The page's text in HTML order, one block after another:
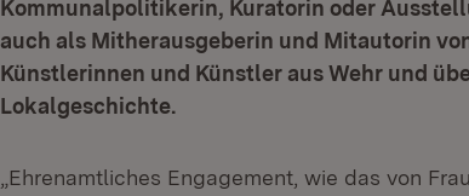
Kommunalpolitikerin, Kuratorin oder
auch als Mitherausgeberin und Mitautorin
Künstlerinnen und Künstler aus Wehr und
Lokalgeschichte.
„Ehrenamtliches Engagement, wie das von